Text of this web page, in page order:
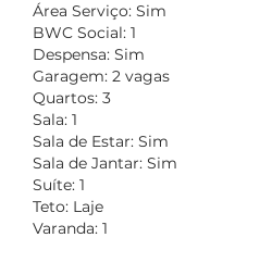
Área Serviço: Sim
BWC Social: 1
Despensa: Sim
Garagem: 2 vagas
Quartos: 3
Sala: 1
Sala de Estar: Sim
Sala de Jantar: Sim
Suíte: 1
Teto: Laje
Varanda: 1